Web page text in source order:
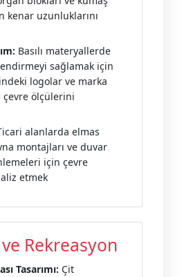
kenar uzunluklarını
Basılı materyallerde
sağlamak için
logolar ve marka
çevre ölçülerini
alanlarda elmas
montajları ve duvar
için çevre
etmek
Rekreasyon
Tasarımı: Çit